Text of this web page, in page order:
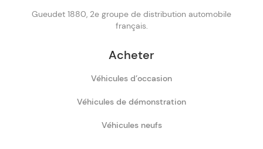
Gueudet 1880, 2e groupe de distribution automobile
français.
Acheter
Véhicules d’occasion
Véhicules de démonstration
Véhicules neufs